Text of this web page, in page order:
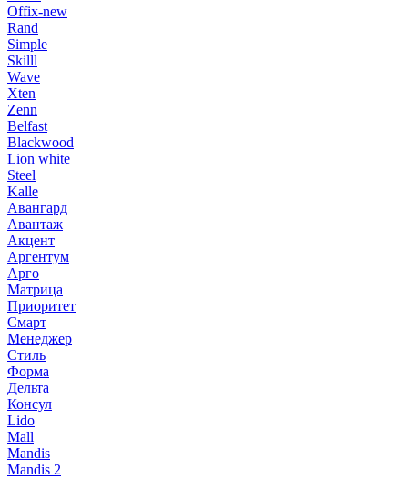
Offix-new
Rand
Simple
Skilll
Wave
Xten
Zenn
Belfast
Blackwood
Lion white
Steel
Kalle
Авангард
Авантаж
Акцент
Аргентум
Арго
Матрица
Приоритет
Смарт
Менеджер
Стиль
Форма
Дельта
Консул
Lido
Mall
Mandis
Mandis 2